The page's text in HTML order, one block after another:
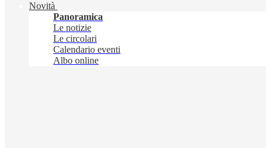
Novità
Panoramica
Le notizie
Le circolari
Calendario eventi
Albo online